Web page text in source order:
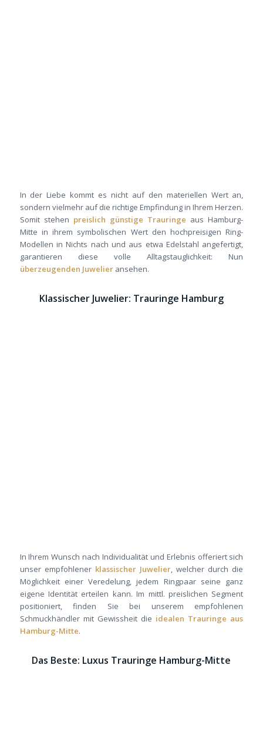
In der Liebe kommt es nicht auf den materiellen Wert an,
sondern vielmehr auf die richtige Empfindung in Ihrem Herzen.
Somit stehen preislich günstige Trauringe aus Hamburg-
Mitte in ihrem symbolischen Wert den hochpreisigen Ring-
Modellen in Nichts nach und aus etwa Edelstahl angefertigt,
garantieren diese volle Alltagstauglichkeit: Nun
überzeugenden Juwelieransehen.
Klassischer Juwelier: Trauringe Hamburg
In Ihrem Wunsch nach Individualität und Erlebnis offeriert sich
unser empfohlenerklassischer Juwelier, welcher durch die
Möglichkeit einer Veredelung, jedem Ringpaar seine ganz
eigene Identität erteilen kann. Im mittl. preislichen Segment
positioniert, finden Sie bei unserem empfohlenen
Schmuckhändler mit Gewissheit die idealen Trauringe aus
Hamburg-Mitte.
Das Beste: Luxus Trauringe Hamburg-Mitte